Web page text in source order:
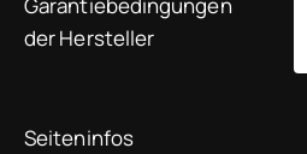
Garantiebedingungen
der Hersteller
Seiteninfos